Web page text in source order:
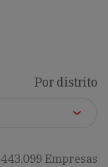
Por distrito
443,099 Empresas